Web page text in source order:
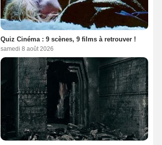
Quiz Cinéma : 9 scènes, 9 films à retrouver !
samedi 8 août 2026